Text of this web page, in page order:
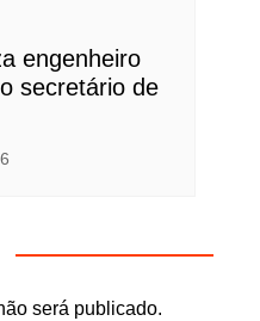
engenheiro
secretário de
será publicado.